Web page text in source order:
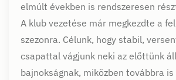
elmúlt években is rendszeresen
A klub vezetése már megkezdte a
szezonra. Célunk, hogy stabil,
csapattal vágjunk neki az előttünk
bajnokságnak, miközben továbbra